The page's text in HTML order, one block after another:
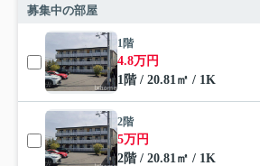
募集中の部屋
1階
4.8万円
1階 / 20.81㎡ / 1K
2階
5万円
2階 / 20.81㎡ / 1K